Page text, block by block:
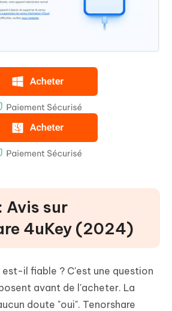
Avis sur
4uKey (2024)
est-il fiable ? C'est une question
avant de l'acheter. La
doute "oui". Tenorshare